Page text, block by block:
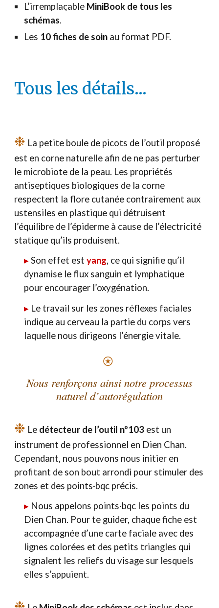
L’irremplaçable MiniBook de tous les
schémas.
Les 10 fiches de soin au format PDF.
Tous les détails...
❉ La petite boule de picots de l’outil proposé
est en corne naturelle afin de ne pas perturber
le microbiote de la peau. Les propriétés
antiseptiques biologiques de la corne
respectent la flore cutanée contrairement aux
ustensiles en plastique qui détruisent
l’équilibre de l’épiderme à cause de l’électricité
statique qu’ils produisent.
▸ Son effet estyang, ce qui signifie qu’il
dynamise le flux sanguin et lymphatique
pour encourager l’oxygénation.
▸ Le travail sur les zones réflexes faciales
indique au cerveau la partie du corps vers
laquelle nous dirigeons l’énergie vitale.
⍟
Nous renforçons ainsi notre processus
naturel d’autorégulation
❉ Le détecteur de l’outil nº103 est un
instrument de professionnel en Dien Chan.
Cependant, nous pouvons nous initier en
profitant de son bout arrondi pour stimuler des
zones et des points·bqc précis.
▸ Nous appelons points·bqc les points du
Dien Chan. Pour te guider, chaque fiche est
accompagnée d’une carte faciale avec des
lignes colorées et des petits triangles qui
signalent les reliefs du visage sur lesquels
elles s’appuient.